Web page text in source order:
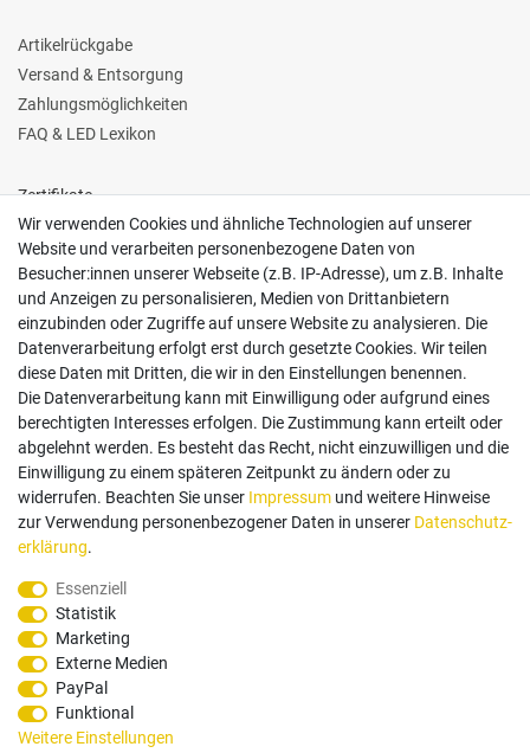
Artikelrückgabe
Versand & Entsorgung
Zahlungsmöglichkeiten
FAQ & LED Lexikon
Zertifikate
Zahlungsarten
Paypal
Versand Dienstleister
Wir verwenden Cookies und ähnliche Technologien auf unserer
Website und verarbeiten personenbezogene Daten von
Besucher:innen unserer Webseite (z.B. IP-Adresse), um z.B. Inhalte
und Anzeigen zu personalisieren, Medien von Drittanbietern
einzubinden oder Zugriffe auf unsere Website zu analysieren. Die
Datenverarbeitung erfolgt erst durch gesetzte Cookies. Wir teilen
diese Daten mit Dritten, die wir in den Einstellungen benennen.
Die Datenverarbeitung kann mit Einwilligung oder aufgrund eines
berechtigten Interesses erfolgen. Die Zustimmung kann erteilt oder
abgelehnt werden. Es besteht das Recht, nicht einzuwilligen und die
Einwilligung zu einem späteren Zeitpunkt zu ändern oder zu
widerrufen. Beachten Sie unser Impressum und weitere Hinweise
zur Verwendung personenbezogener Daten in unserer Daten­schutz­
erklärung.
Essenziell
Statistik
Marketing
Externe Medien
PayPal
Funktional
Weitere Einstellungen